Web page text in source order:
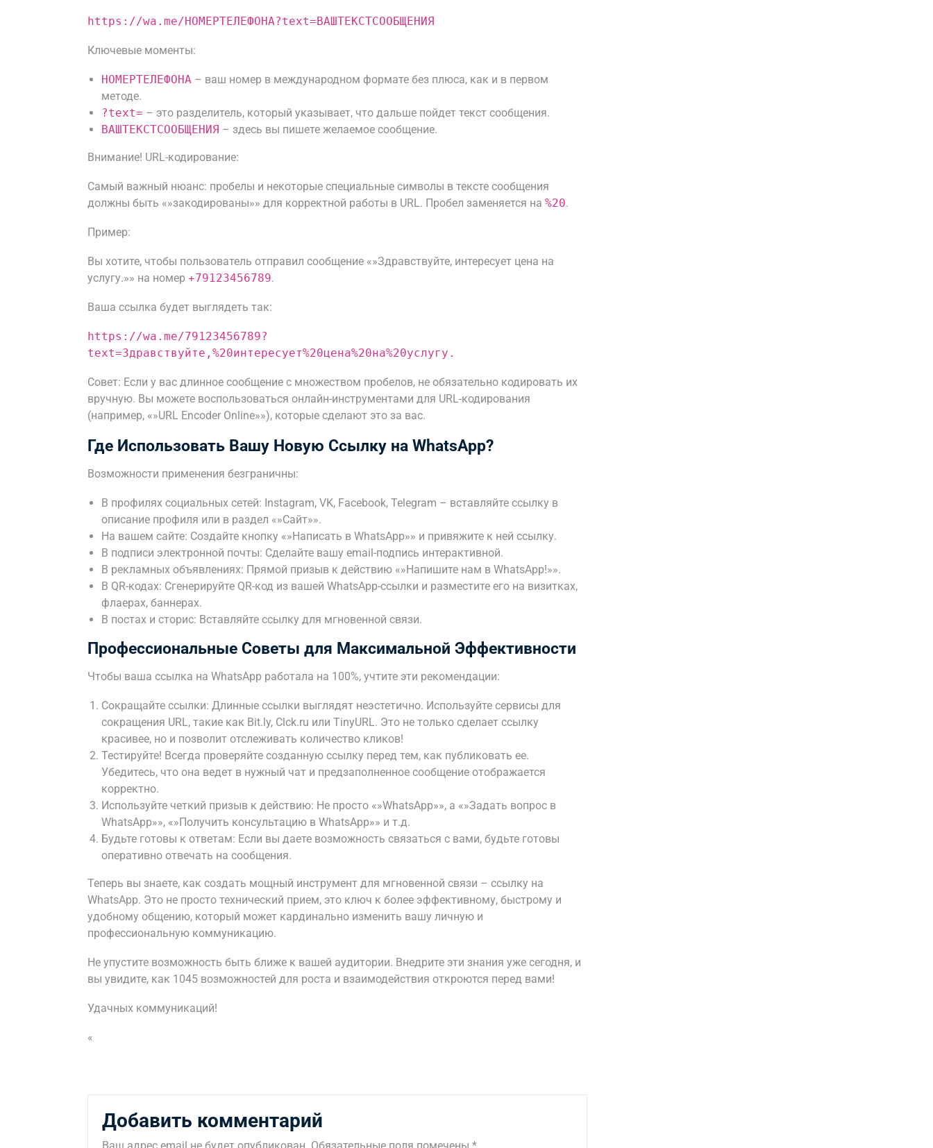
https://wa.me/НОМЕРТЕЛЕФОНА?text=ВАШТЕКСТСООБЩЕНИЯ
Ключевые моменты:
НОМЕРТЕЛЕФОНА – ваш номер в международном формате без плюса, как и в первом
методе.
?text= – это разделитель, который указывает, что дальше пойдет текст сообщения.
ВАШТЕКСТСООБЩЕНИЯ – здесь вы пишете желаемое сообщение.
Внимание! URL-кодирование:
Самый важный нюанс: пробелы и некоторые специальные символы в тексте сообщения
должны быть «»закодированы»» для корректной работы в URL. Пробел заменяется на %20.
Пример:
Вы хотите, чтобы пользователь отправил сообщение «»Здравствуйте, интересует цена на
услугу.»» на номер +79123456789.
Ваша ссылка будет выглядеть так:
https://wa.me/79123456789?
text=Здравствуйте,%20интересует%20цена%20на%20услугу.
Совет: Если у вас длинное сообщение с множеством пробелов, не обязательно кодировать их
вручную. Вы можете воспользоваться онлайн-инструментами для URL-кодирования
(например, «»URL Encoder Online»»), которые сделают это за вас.
Где Использовать Вашу Новую Ссылку на WhatsApp?
Возможности применения безграничны:
В профилях социальных сетей: Instagram, VK, Facebook, Telegram – вставляйте ссылку в
описание профиля или в раздел «»Сайт»».
На вашем сайте: Создайте кнопку «»Написать в WhatsApp»» и привяжите к ней ссылку.
В подписи электронной почты: Сделайте вашу email-подпись интерактивной.
В рекламных объявлениях: Прямой призыв к действию «»Напишите нам в WhatsApp!»».
В QR-кодах: Сгенерируйте QR-код из вашей WhatsApp-ссылки и разместите его на визитках,
флаерах, баннерах.
В постах и сторис: Вставляйте ссылку для мгновенной связи.
Профессиональные Советы для Максимальной Эффективности
Чтобы ваша ссылка на WhatsApp работала на 100%, учтите эти рекомендации:
Сокращайте ссылки: Длинные ссылки выглядят неэстетично. Используйте сервисы для
сокращения URL, такие как Bit.ly, Clck.ru или TinyURL. Это не только сделает ссылку
красивее, но и позволит отслеживать количество кликов!
Тестируйте! Всегда проверяйте созданную ссылку перед тем, как публиковать ее.
Убедитесь, что она ведет в нужный чат и предзаполненное сообщение отображается
корректно.
Используйте четкий призыв к действию: Не просто «»WhatsApp»», а «»Задать вопрос в
WhatsApp»», «»Получить консультацию в WhatsApp»» и т.д.
Будьте готовы к ответам: Если вы даете возможность связаться с вами, будьте готовы
оперативно отвечать на сообщения.
Теперь вы знаете, как создать мощный инструмент для мгновенной связи – ссылку на
WhatsApp. Это не просто технический прием, это ключ к более эффективному, быстрому и
удобному общению, который может кардинально изменить вашу личную и
профессиональную коммуникацию.
Не упустите возможность быть ближе к вашей аудитории. Внедрите эти знания уже сегодня, и
вы увидите, как 1045 возможностей для роста и взаимодействия откроются перед вами!
Удачных коммуникаций!
«
Добавить комментарий